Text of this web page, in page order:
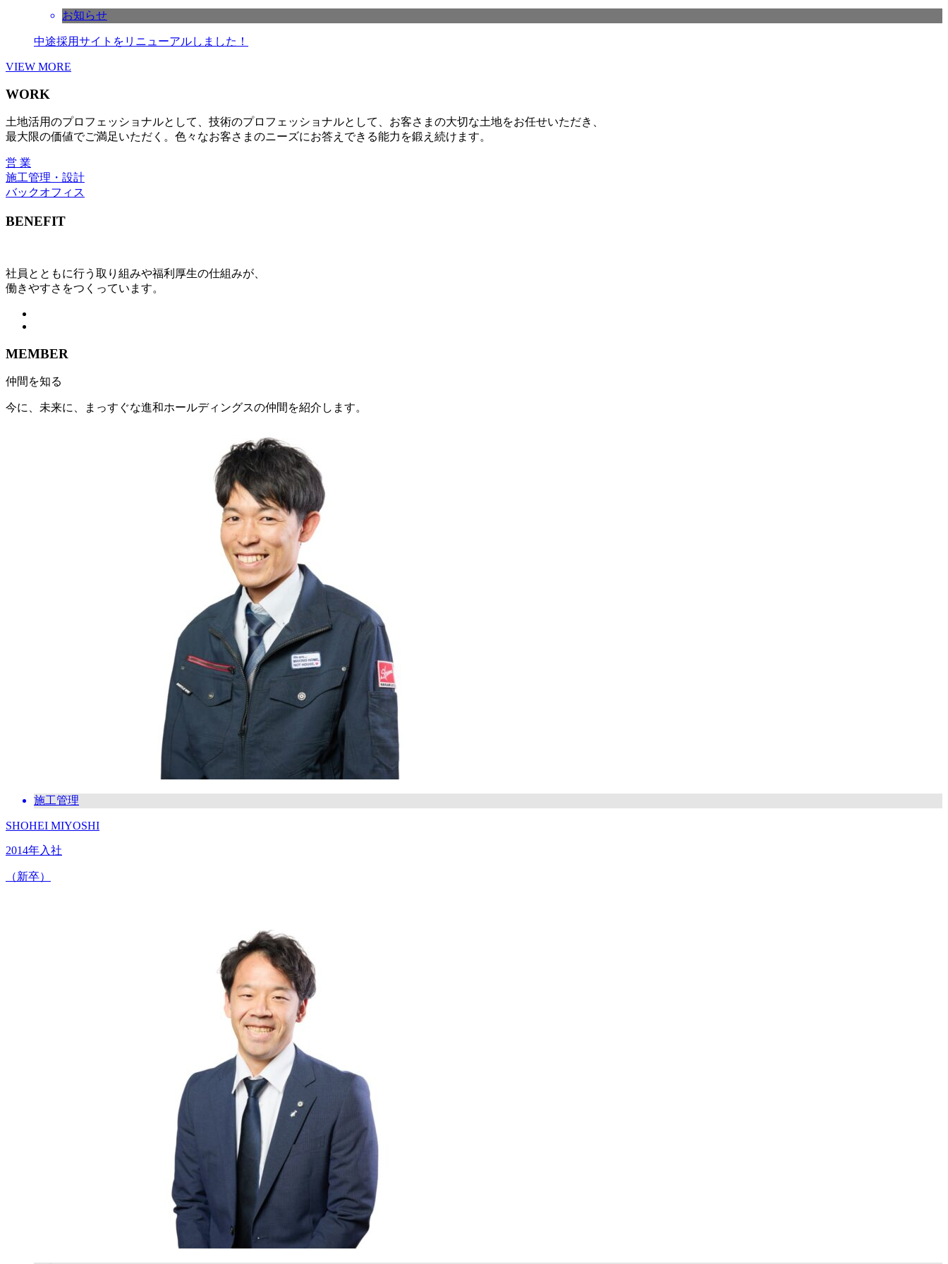
お知らせ
中途採用サイトをリニューアルしました！
VIEW MORE
WORK
土地活用のプロフェッショナルとして、技術のプロフェッショナルとして、お客さまの大切な土地をお任せいただき、
最大限の価値でご満足いただく。色々なお客さまのニーズにお答えできる能力を鍛え続けます。
営 業
施工管理・設計
バックオフィス
BENEFIT
社員とともに行う取り組みや福利厚生の仕組みが、
働きやすさをつくっています。
MEMBER
仲間を知る
今に、未来に、まっすぐな進和ホールディングスの仲間を紹介します。
施工管理
SHOHEI MIYOSHI
2014年入社
（新卒）